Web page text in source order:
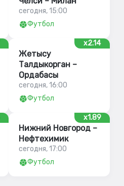
сегодня, 15:00
Футбол
x2.14
Жетысу
Талдыкорган –
Ордабасы
сегодня, 16:00
Футбол
x1.89
Нижний Новгород –
Нефтехимик
сегодня, 17:00
Футбол